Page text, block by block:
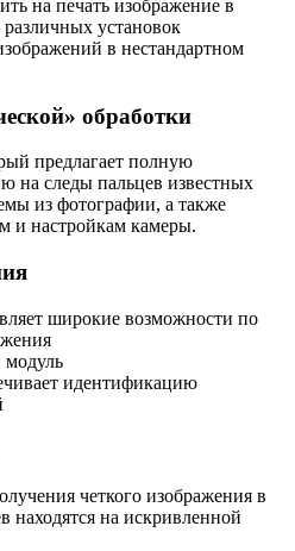
на печать изображение в
установок
в нестандартном
обработки
предлагает полную
на следы пальцев известных
из фотографии, а также
и настройкам камеры.
широкие возможности по
идентификацию
четкого изображения в
находятся на искривленной